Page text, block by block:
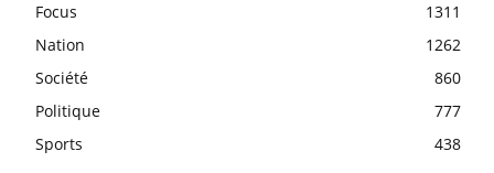
Focus
1311
Nation
1262
Société
860
Politique
777
Sports
438